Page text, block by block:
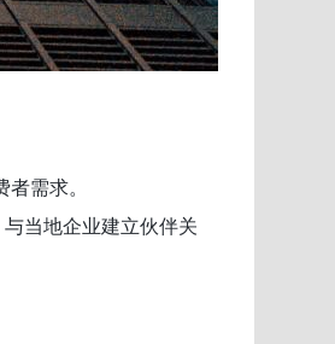
需求。
当地企业建立伙伴关